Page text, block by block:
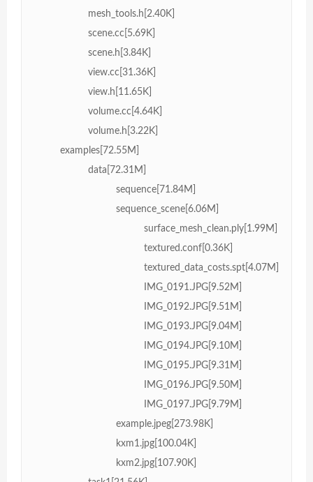
mesh_tools.h[2.40K]
scene.cc[5.69K]
scene.h[3.84K]
view.cc[31.36K]
view.h[11.65K]
volume.cc[4.64K]
volume.h[3.22K]
examples[72.55M]
data[72.31M]
sequence[71.84M]
sequence_scene[6.06M]
surface_mesh_clean.ply[1.99M]
textured.conf[0.36K]
textured_data_costs.spt[4.07M]
IMG_0191.JPG[9.52M]
IMG_0192.JPG[9.51M]
IMG_0193.JPG[9.04M]
IMG_0194.JPG[9.10M]
IMG_0195.JPG[9.31M]
IMG_0196.JPG[9.50M]
IMG_0197.JPG[9.79M]
example.jpeg[273.98K]
kxm1.jpg[100.04K]
kxm2.jpg[107.90K]